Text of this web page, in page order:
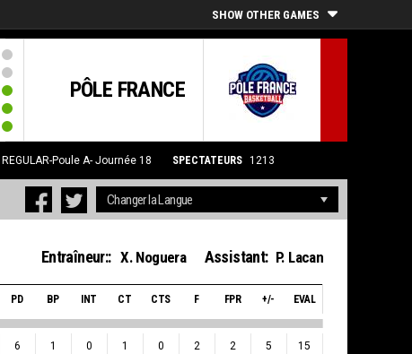
SHOW OTHER GAMES
PÔLE FRANCE
REGULAR-Poule A- Journée 18 SPECTATEURS 1213
Entraîneur:: X. Noguera Assistant: P. Lacan
PD BP INT CT CTS F FPR +/- EVAL
6 1 0 1 0 2 2 5 15